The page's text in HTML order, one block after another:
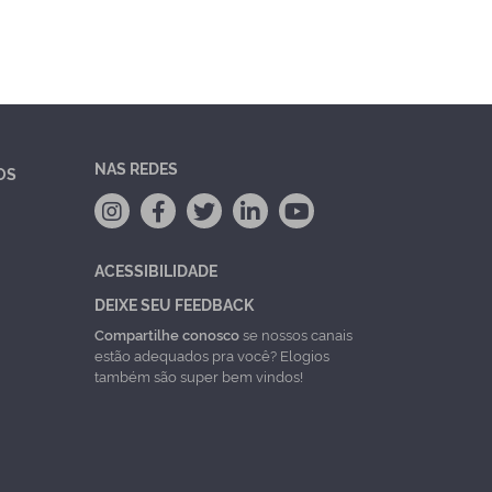
NAS REDES
ACESSIBILIDADE
DEIXE SEU FEEDBACK
Compartilhe conoscose nossos canais
estão adequados pra você? Elogios
também são super bem vindos!